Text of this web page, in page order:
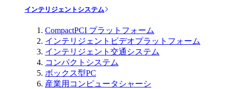
インテリジェントシステム
CompactPCI プラットフォーム
インテリジェントビデオプラットフォーム
インテリジェント交通システム
コンパクトシステム
ボックス型PC
産業用コンピュータシャーシ